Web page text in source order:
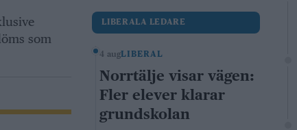
som
LIBERALA LEDARE
4 augLIBERAL
Norrtälje visar vägen:
Fler elever klarar
grundskolan